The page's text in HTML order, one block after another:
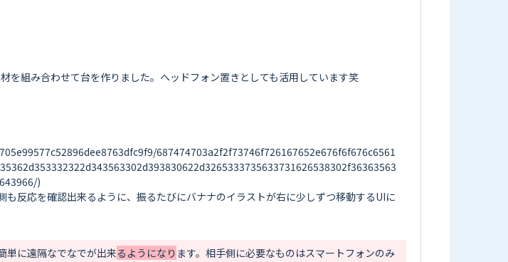
687474703a2f2f73746f726167652e676f6f676c6561
)
反応を確認出来るように、振るたびにバナナのイラストが右に少しずつ移動するUIに
単に遠隔なでなでが出来
るようになり ます。相手側に必要なものはスマートフォンのみ